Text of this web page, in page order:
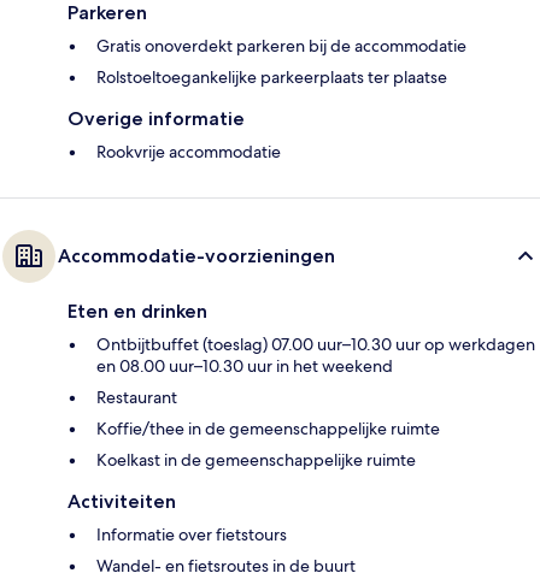
Parkeren
Gratis onoverdekt parkeren bij de accommodatie
Rolstoeltoegankelijke parkeerplaats ter plaatse
Overige informatie
Rookvrije accommodatie
Accommodatie-voorzieningen
Eten en drinken
Ontbijtbuffet (toeslag) 07.00 uur–10.30 uur op werkdagen
en 08.00 uur–10.30 uur in het weekend
Restaurant
Koffie/thee in de gemeenschappelijke ruimte
Koelkast in de gemeenschappelijke ruimte
Activiteiten
Informatie over fietstours
Wandel- en fietsroutes in de buurt